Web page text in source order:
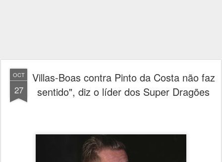
OCT
27
Villas-Boas contra Pinto da Costa não faz
sentido", diz o líder dos Super Dragões